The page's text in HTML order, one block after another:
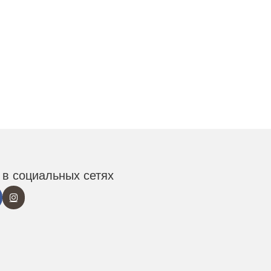
социальных сетях